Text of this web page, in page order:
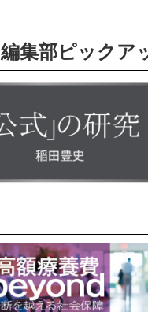
編集部ピックア